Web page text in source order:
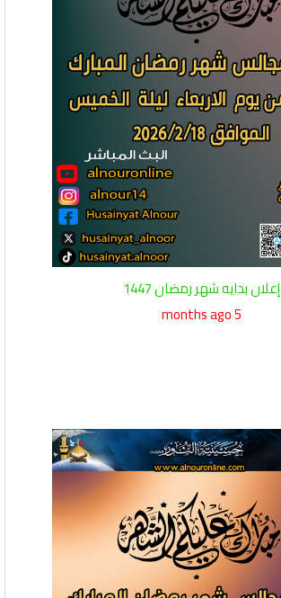
إعلان بدايه شهر رمضان 1447
5 months ago